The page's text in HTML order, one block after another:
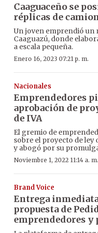
Caaguaceño se
réplicas de
Un joven emprendió un
Caaguazú, donde
a escala pequeña.
Enero 16, 2023 07:21 p. m.
Nacionales
Emprendedores
aprobación de
de IVA
El gremio de
sobre el proyecto de ley
y abogó por su
Noviembre 1, 2022 11:14 a. m.
Brand Voice
Entrega
propuesta de
emprendedores y